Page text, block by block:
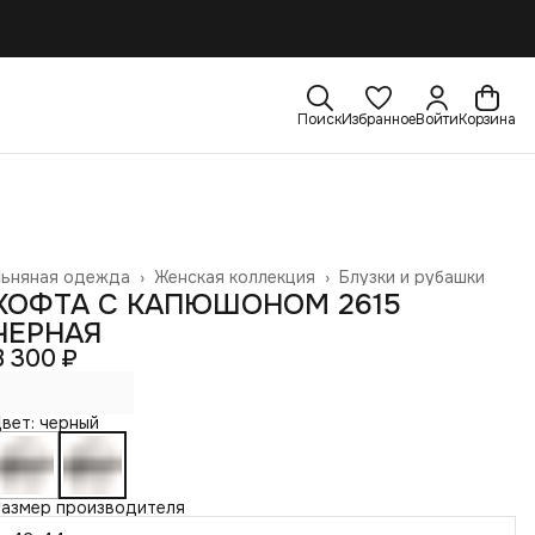
ПоискИзбранноеВойтиКорзина
Блузки и рубашки
Женская коллекция ›
одежда ›
›
С КАПЮШОНОМ 2615
300 ₽
черный
производителя